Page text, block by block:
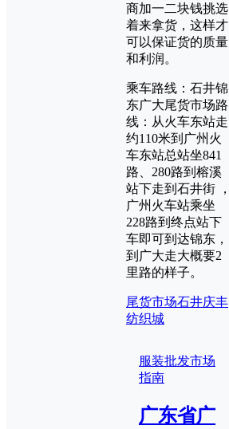
商加一二块钱挑选
着来拿货，这样才
可以保证货的质量
和利润。
乘车路线：石井锦
东广大尾货市场路
线：从火车东站走
约110米到广州火
车东站总站坐841
路、280路到榕溪
站下走到石井街 ，
广州火车站乘坐
228路到终点站下
车即可到达锦东，
到广大走大概要2
里路的样子。
尾货市场石井庆丰
纺织城
服装批发市场
指南
广东省广